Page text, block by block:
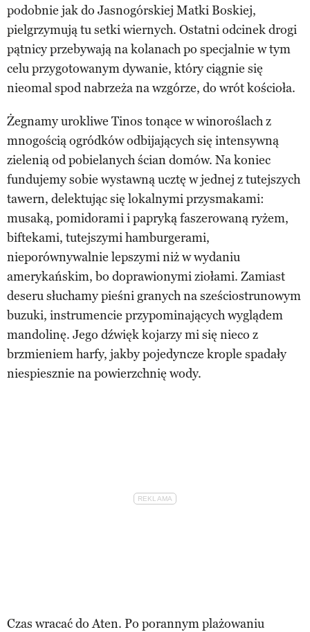
podobnie jak do Jasnogórskiej Matki Boskiej,
pielgrzymują tu setki wiernych. Ostatni odcinek drogi
pątnicy przebywają na kolanach po specjalnie w tym
celu przygotowanym dywanie, który ciągnie się
nieomal spod nabrzeża na wzgórze, do wrót kościoła.
Żegnamy urokliwe Tinos tonące w winoroślach z
mnogością ogródków odbijających się intensywną
zielenią od pobielanych ścian domów. Na koniec
fundujemy sobie wystawną ucztę w jednej z tutejszych
tawern, delektując się lokalnymi przysmakami:
musaką, pomidorami i papryką faszerowaną ryżem,
biftekami, tutejszymi hamburgerami,
nieporównywalnie lepszymi niż w wydaniu
amerykańskim, bo doprawionymi ziołami. Zamiast
deseru słuchamy pieśni granych na sześciostrunowym
buzuki, instrumencie przypominających wyglądem
mandolinę. Jego dźwięk kojarzy mi się nieco z
brzmieniem harfy, jakby pojedyncze krople spadały
niespiesznie na powierzchnię wody.
Czas wracać do Aten. Po porannym plażowaniu